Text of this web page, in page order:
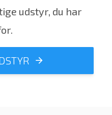
udstyr, du har